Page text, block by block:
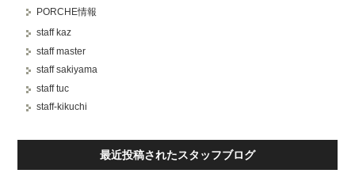
PORCHE情報
staff kaz
staff master
staff sakiyama
staff tuc
staff-kikuchi
最近投稿されたスタッフブログ